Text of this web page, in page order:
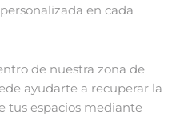
en cada
de nuestra zona de
ayudarte a recuperar la
tus espacios mediante